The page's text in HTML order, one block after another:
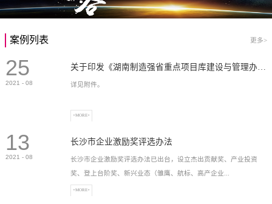
案例列表 更多>
25
2021 - 08 详见附件。
+MORE+
13
2021 - 08
长沙市企业激励奖评选办法
长沙市企业激励奖评选办法已出台，设立杰出贡献奖、产业投资
奖、登上台阶奖、新兴业态（雏鹰、航标、高产企业...
+MORE+